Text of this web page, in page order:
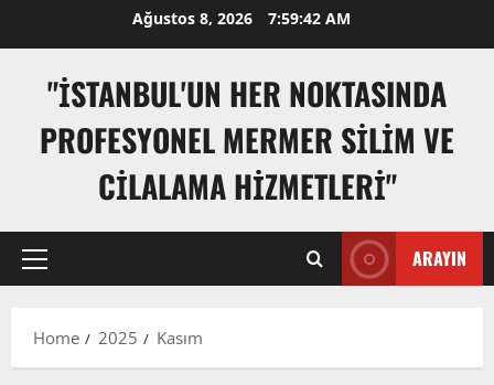
Ağustos 8, 2026 7:59:44 AM
"İSTANBUL'UN HER NOKTASINDA
PROFESYONEL MERMER SILIM VE
CILALAMA HIZMETLERI"
Primary
ARAYIN
Home 2025 Kasım